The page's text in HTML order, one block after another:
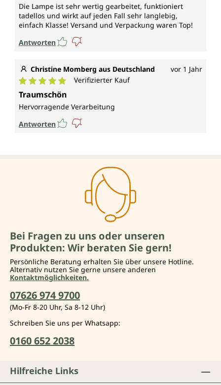
Die Lampe ist sehr wertig gearbeitet, funktioniert
tadellos und wirkt auf jeden Fall sehr langlebig,
einfach Klasse! Versand und Verpackung waren Top!
Antworten
Christine Momberg aus Deutschland vor 1 Jahr
Durchschnittliche Bewertung von 5 von 5 Sternen
Verifizierter Kauf
Traumschön
Hervorragende Verarbeitung
Antworten
Bei Fragen zu uns oder unseren
Produkten: Wir beraten Sie gern!
Persönliche Beratung erhalten Sie über unsere Hotline.
Alternativ nutzen Sie gerne unsere anderen
Kontaktmöglichkeiten.
07626 974 9700
(Mo-Fr 8-20 Uhr, Sa 8-12 Uhr)
Schreiben Sie uns per Whatsapp:
0160 652 2038
Hilfreiche Links